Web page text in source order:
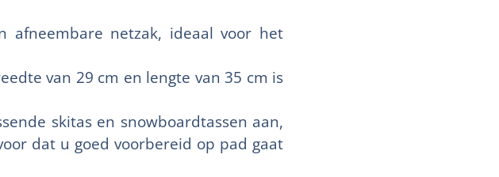
afneembare netzak, ideaal voor het
van 29 cm en lengte van 35 cm is
skitas en snowboardtassen aan,
dat u goed voorbereid op pad gaat